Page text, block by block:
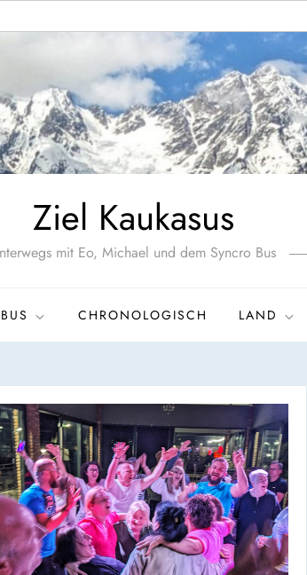
Ziel Kaukasus
mit Eo, Michael und dem Syncro Bus
CHRONOLOGISCH LAND